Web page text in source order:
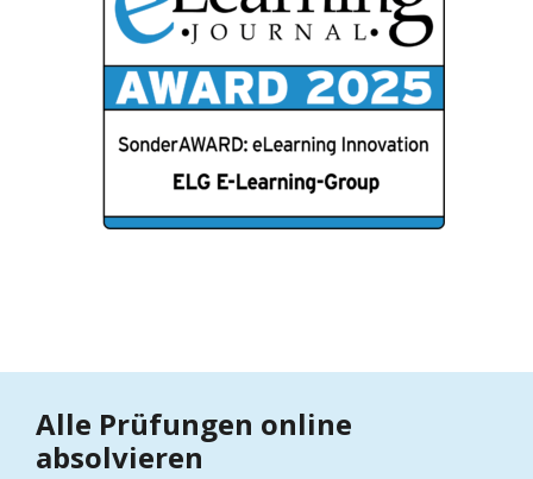
Alle Prüfungen online
absolvieren